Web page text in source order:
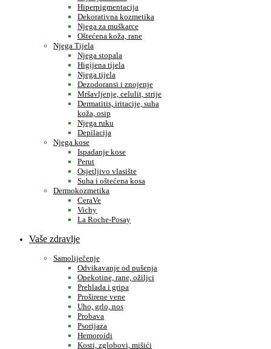
Hiperpigmentacija
Dekorativna kozmetika
Njega za muškarce
Oštećena koža, rane
Njega Tijela
Njega stopala
Higijena tijela
Njega tijela
Dezodoransi i znojenje
Mršavljenje, celulit, strije
Dermatitis, iritacije, suha
koža, osip
Njega ruku
Depilacija
Njega kose
Ispadanje kose
Perut
Osjetljivo vlasište
Suha i oštećena kosa
Dermokozmetika
CeraVe
Vichy
La Roche-Posay
Vaše zdravlje
Samoliječenje
Odvikavanje od pušenja
Opekotine, rane, ožiljci
Prehlada i gripa
Proširene vene
Uho, grlo, nos
Probava
Psorijaza
Hemoroidi
Kosti, zglobovi, mišići